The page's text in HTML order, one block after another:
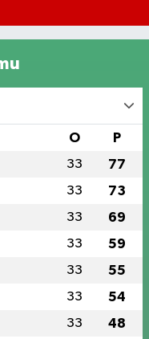
O P
33 77
33 73
33 69
33 59
33 55
33 54
33 48